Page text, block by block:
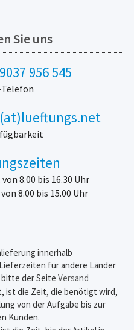
Sie uns
956 545
Telefon
von 8.00 bis 16.30 Uhr
8.00 bis 15.00 Uhr
innerhalb
für andere Länder
der Seite Versand
ist die Zeit, die benötigt wird,
von der Aufgabe bis zur
Kunden.